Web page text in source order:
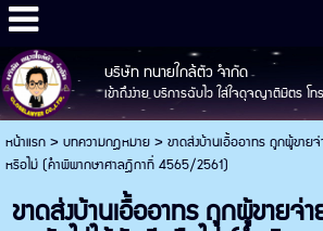
บริษัท ทนายใกล้ตัว จำกัด
เข้าถึงง่าย บริการฉับไว ใส่ใจดุจญาติมิตร โ
หน้าแรก>บทความกฎหมาย>ขาดส่งบ้านเอื้ออาทร ถูกผู้ขาย
หรือไม่ (คำพิพากษาศาลฎีกาที่ 4565/2561)
ขาดส่งบ้านเอื้ออาทร ถูกผู้ขายจ่